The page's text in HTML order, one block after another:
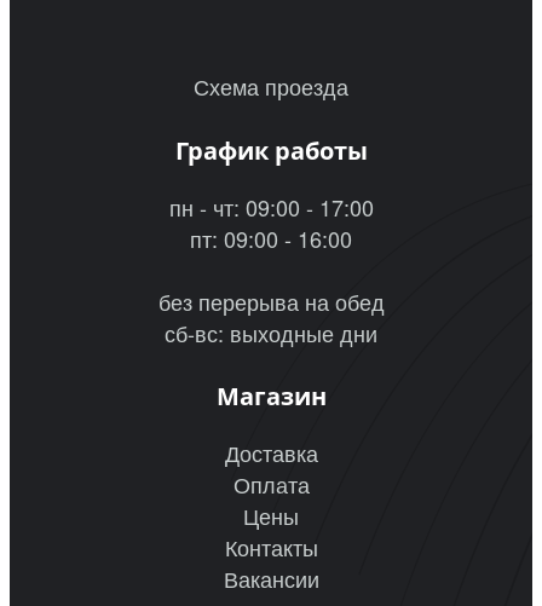
Схема проезда
График работы
пн - чт: 09:00 - 17:00
пт: 09:00 - 16:00
без перерыва на обед
сб-вс: выходные дни
Магазин
Доставка
Оплата
Цены
Контакты
Вакансии